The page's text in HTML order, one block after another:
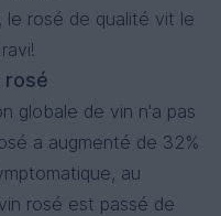
le rosé de qualité vit le
rosé
globale de vin n'a pas
a augmenté de 32%
au
rosé est passé de